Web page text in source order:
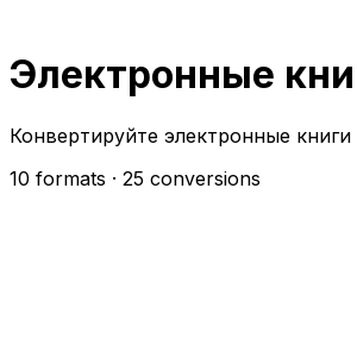
Электронные
Конвертируйте электронные
10 formats · 25 conversions